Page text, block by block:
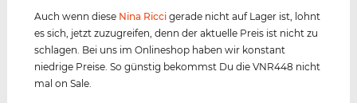
Auch wenn diese Nina Ricci gerade nicht auf Lager ist, lohnt
es sich, jetzt zuzugreifen, denn der aktuelle Preis ist nicht zu
schlagen. Bei uns im Onlineshop haben wir konstant
niedrige Preise. So günstig bekommst Du die VNR448 nicht
mal on Sale.